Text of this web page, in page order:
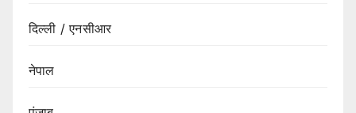
दिल्ली / एनसीआर
नेपाल